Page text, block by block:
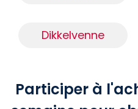
Dikkelvenne
Participer à